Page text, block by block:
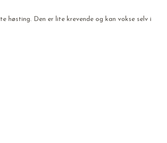
Den er lite krevende og kan vokse selv i